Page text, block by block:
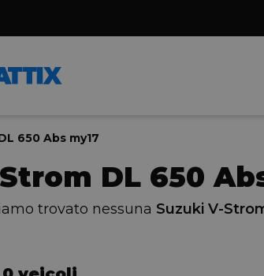
650 Abs my17
DL 650
trovato nessuna Suzuki V-